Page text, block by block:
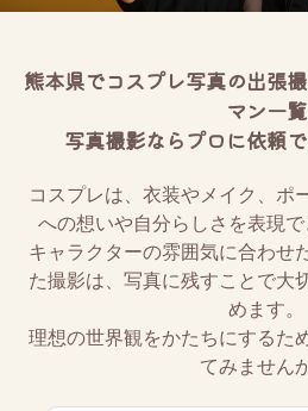
熊本県でコスプレ写真の出張
マン一覧
写真撮影ならプロに依頼
コスプレは、衣装やメイク、ポ
への想いや自分らしさを表現で
キャラクターの雰囲気に合わせ
た撮影は、写真に残すことで大
めます。
理想の世界観をかたちにするた
てみません